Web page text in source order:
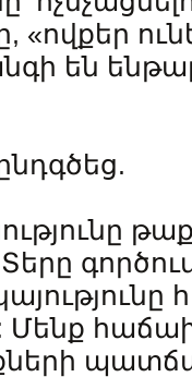
«ովքեր
են
Մենք